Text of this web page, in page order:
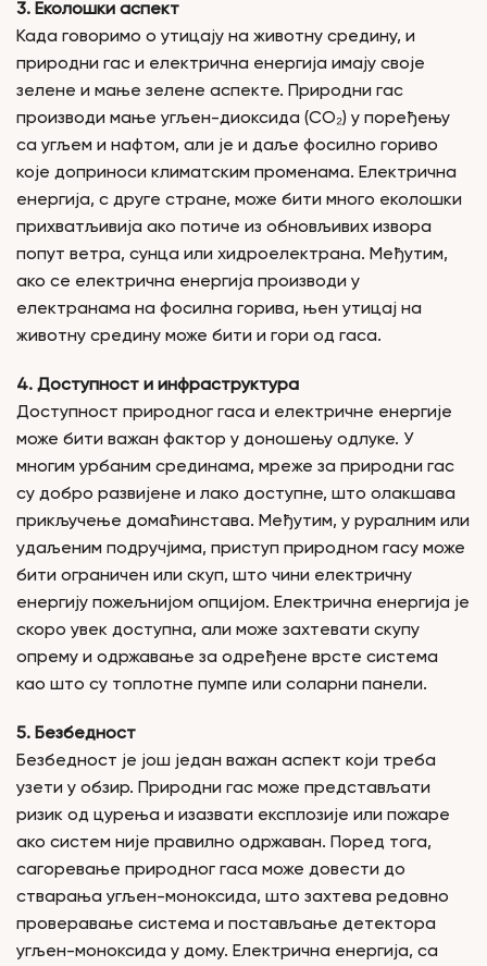
3. Еколошки аспект
Када говоримо о утицају на животну средину, и
природни гас и електрична енергија имају своје
зелене и мање зелене аспекте. Природни гас
производи мање угљен-диоксида (CO₂) у поређењу
са угљем и нафтом, али је и даље фосилно гориво
које доприноси климатским променама. Електрична
енергија, с друге стране, може бити много еколошки
прихватљивија ако потиче из обновљивих извора
попут ветра, сунца или хидроелектрана. Међутим,
ако се електрична енергија производи у
електранама на фосилна горива, њен утицај на
животну средину може бити и гори од гаса.
4. Доступност и инфраструктура
Доступност природног гаса и електричне енергије
може бити важан фактор у доношењу одлуке. У
многим урбаним срединама, мреже за природни гас
су добро развијене и лако доступне, што олакшава
прикључење домаћинстава. Међутим, у руралним или
удаљеним подручјима, приступ природном гасу може
бити ограничен или скуп, што чини електричну
енергију пожељнијом опцијом. Електрична енергија је
скоро увек доступна, али може захтевати скупу
опрему и одржавање за одређене врсте система
као што су топлотне пумпе или соларни панели.
5. Безбедност
Безбедност је још један важан аспект који треба
узети у обзир. Природни гас може представљати
ризик од цурења и изазвати експлозије или пожаре
ако систем није правилно одржаван. Поред тога,
сагоревање природног гаса може довести до
стварања угљен-моноксида, што захтева редовно
проверавање система и постављање детектора
угљен-моноксида у дому. Електрична енергија, са